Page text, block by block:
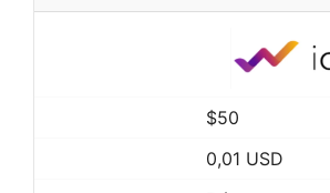
$50
0,01 USD